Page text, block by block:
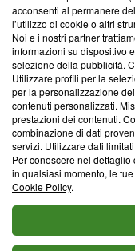
Team editoriale
Corporate
Redazione
Informativa Privacy
Cookie Policy
Blasting SA, IDI CHE-
Lugano (Svizzera)
© 2026 Blasting News
acconsenti al permanere
l’utilizzo di cookie o altri
Noi e i nostri partner
informazioni su dispositivo
selezione della pubblicità.
Utilizzare profili per la
per la personalizzazione
contenuti personalizzati.
prestazioni dei contenuti.
combinazione di dati
servizi. Utilizzare dati
Per conoscere nel
in qualsiasi momento, le
Cookie Policy.